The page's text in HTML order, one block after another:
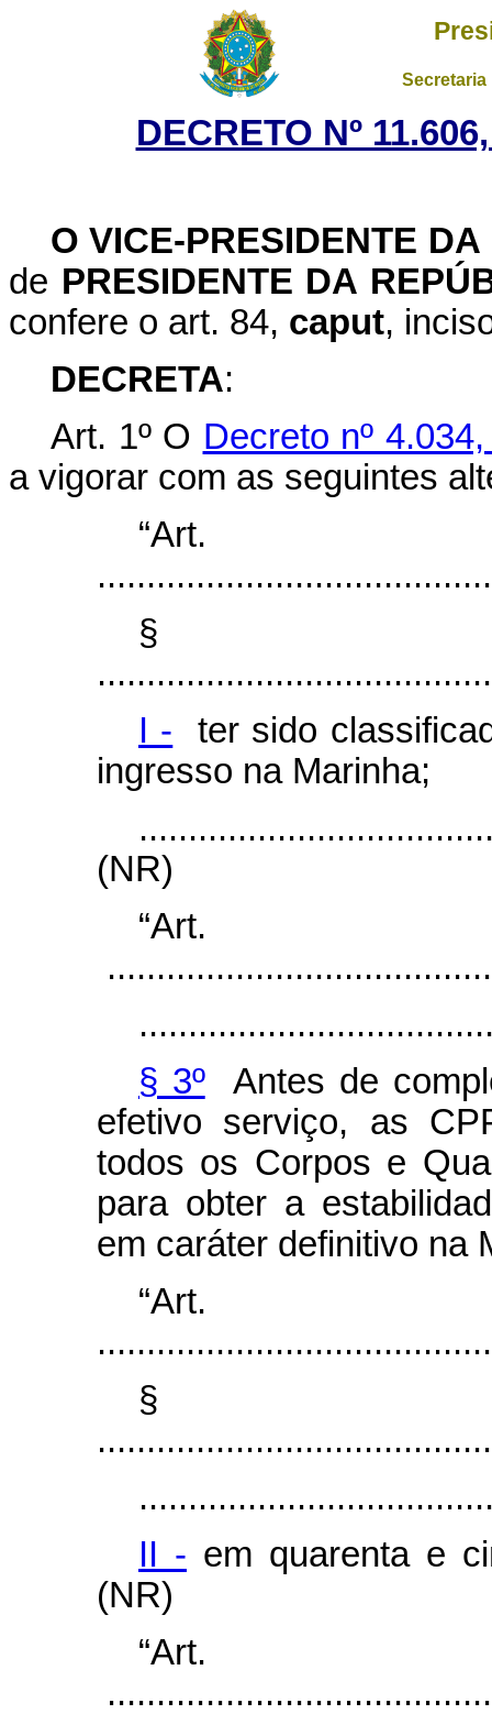
DECRETO Nº
O VICE-PRESIDENTE
de PRESIDENTE DA
confere o art. 84, caput,
DECRETA:
Art. 1º O Decreto nº
a vigorar com as seguintes
§
I - ter sido
ingresso na Marinha;
(NR)
§ 3ºAntes de
efetivo serviço, as
todos os Corpos e
para obter a
em caráter definitivo na
§
II - em quarenta e
(NR)